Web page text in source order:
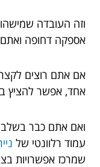
וזה העובדה
אספקה דחופה ואתם
אם אתם רוצים
אחד, אפשר להציץ ב
ואם אתם כבר בשלב
עמוד רלוונטי של
שמרכז אפשרויות